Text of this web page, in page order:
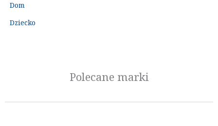
Dom
Dziecko
Polecane marki